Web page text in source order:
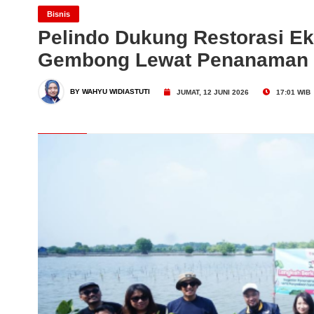
Juni 2026
Dari Konsultasi, Inovasi
Bisnis
Pelindo Dukung Restorasi
Gembong Lewat
BY WAHYU WIDIASTUTI JUMAT, 12 JUNI 2026 17:01 WIB